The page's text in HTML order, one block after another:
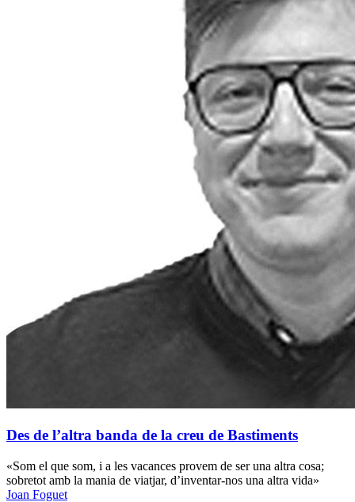
Des de l’altra banda de la creu de Bastiments
«Som el que som, i a les vacances provem de ser una altra cosa;
sobretot amb la mania de viatjar, d’inventar-nos una altra vida»
Joan Foguet